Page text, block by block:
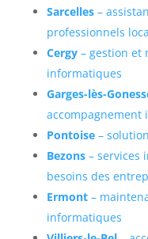
Sarcelles–
professionnels
Cergy– gestion et
informatiques
Garges-lès-
accompagnement
Pontoise–
Bezons– services
besoins des
Ermont–
informatiques